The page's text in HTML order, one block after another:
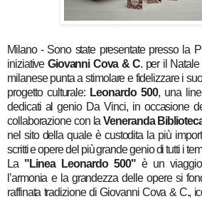
Milano - Sono state presentate presso la
iniziative Giovanni Cova & C. per il
milanese punta a stimolare e fidelizzare i
progetto culturale: Leonardo 500, una
dedicati al genio Da Vinci, in occasione
collaborazione con laVeneranda
nel sito della quale è custodita la più
scritti e opere del più grande genio di tutti i
La"Linea Leonardo 500" è un
l’armonia e la grandezza delle opere si
raffinata tradizione di Giovanni Cova & C.,